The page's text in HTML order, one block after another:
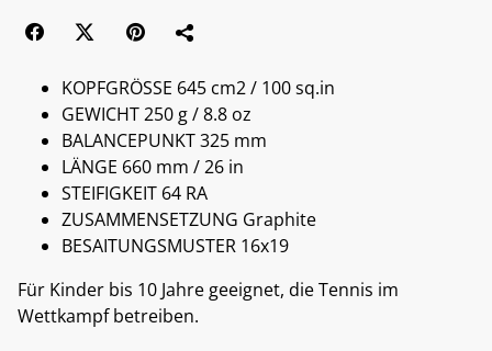
KOPFGRÖSSE 645 cm2 / 100 sq.in
GEWICHT 250 g / 8.8 oz
BALANCEPUNKT 325 mm
LÄNGE 660 mm / 26 in
STEIFIGKEIT 64 RA
ZUSAMMENSETZUNG Graphite
BESAITUNGSMUSTER 16x19
Für Kinder bis 10 Jahre geeignet, die Tennis im
Wettkampf betreiben.